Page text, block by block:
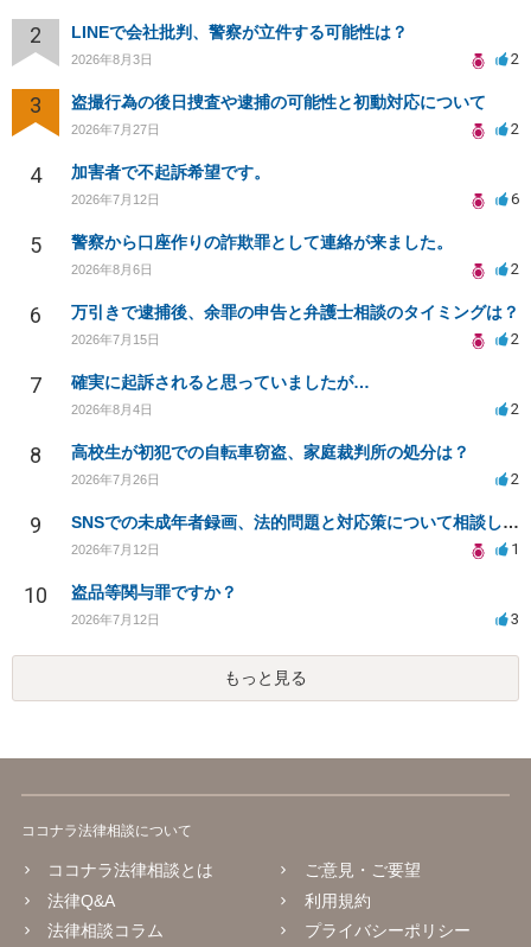
2 LINEで会社批判、警察が立件する可能性は？
2026年8月3日 2
3 盗撮行為の後日捜査や逮捕の可能性と初動対応について
2026年7月27日 2
4 加害者で不起訴希望です。
2026年7月12日 6
5 警察から口座作りの詐欺罪として連絡が来ました。
2026年8月6日 2
6 万引きで逮捕後、余罪の申告と弁護士相談のタイミングは？
2026年7月15日 2
7 確実に起訴されると思っていましたが…
2026年8月4日 2
8 高校生が初犯での自転車窃盗、家庭裁判所の処分は？
2026年7月26日 2
9 SNSでの未成年者録画、法的問題と対応策について相談したい
2026年7月12日 1
10 盗品等関与罪ですか？
2026年7月12日 3
もっと見る
ココナラ法律相談について
ココナラ法律相談とは
法律Q&A
法律相談コラム
ご意見・ご要望
利用規約
プライバシーポリシー